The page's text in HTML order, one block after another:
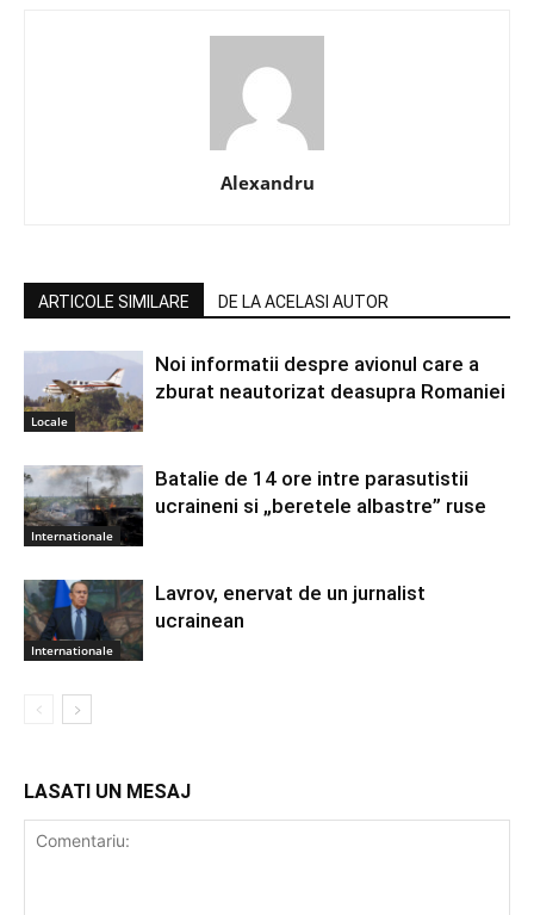
Alexandru
ARTICOLE SIMILARE DE LA ACELASI AUTOR
Locale
Noi informatii despre avionul care a
zburat neautorizat deasupra Romaniei
Internationale
Batalie de 14 ore intre parasutistii
ucraineni si „beretele albastre” ruse
Internationale
Lavrov, enervat de un jurnalist
ucrainean
LASATI UN MESAJ